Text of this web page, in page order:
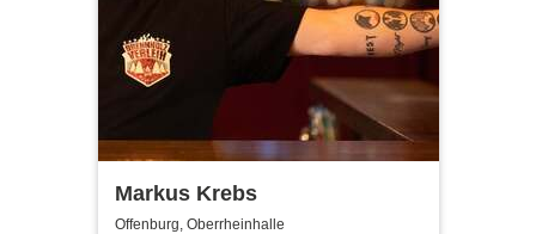
Markus Krebs
Offenburg, Oberrheinhalle